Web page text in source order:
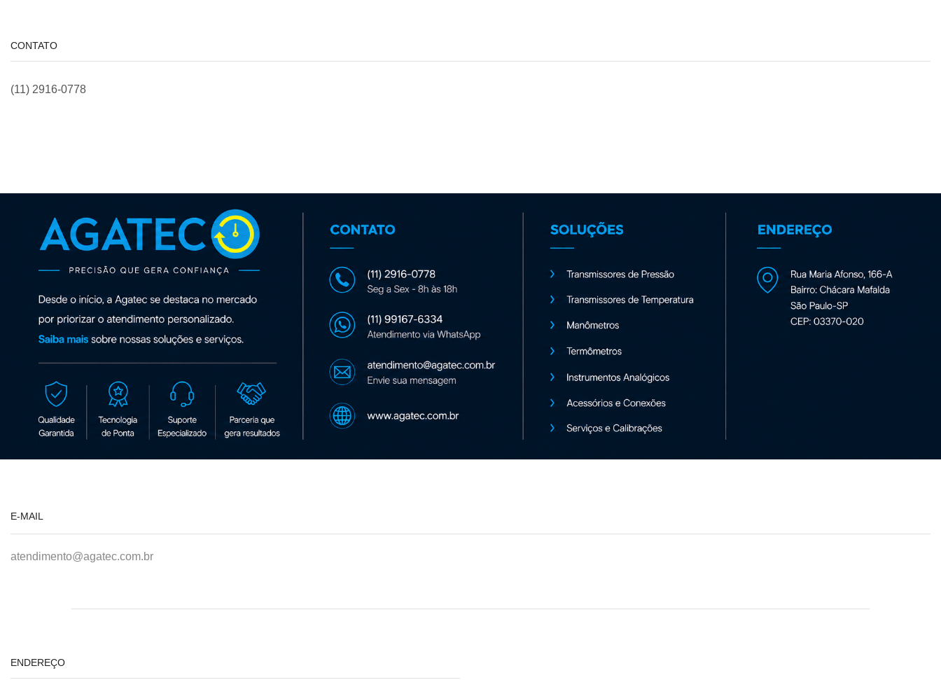
CONTATO
(11) 2916-0778
E-MAIL
atendimento@agatec.com.br
ENDEREÇO